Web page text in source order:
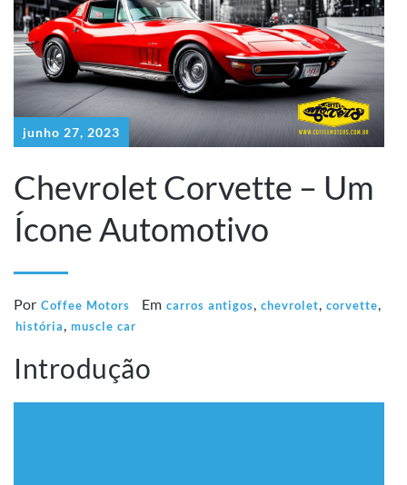
junho 27, 2023
Chevrolet Corvette – Um
Ícone Automotivo
Por Coffee Motors Em carros antigos chevrolet corvette
história muscle car
Introdução